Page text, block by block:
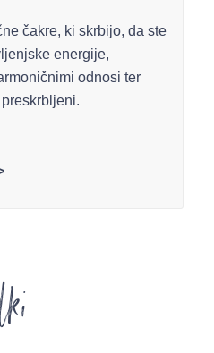
čakre, ki skrbijo, da ste
energije,
odnosi ter